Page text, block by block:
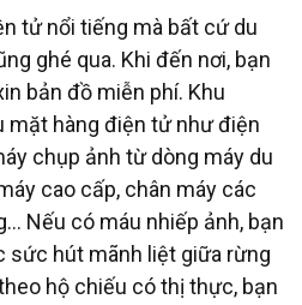
tử nổi tiếng mà bất cứ du
ghé qua. Khi đến nơi, bạn
bản đồ miễn phí. Khu
mặt hàng điện tử như điện
chụp ảnh từ dòng máy du
cao cấp, chân máy các
Nếu có máu nhiếp ảnh, bạn
sức hút mãnh liệt giữa rừng
hộ chiếu có thị thực, bạn